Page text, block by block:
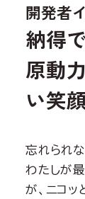
開発者
納得
原動
い笑
忘れられ
わたしが
が、ニコ